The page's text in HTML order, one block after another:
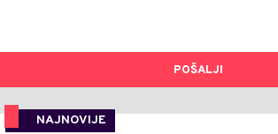
POŠALJI
NAJNOVIJE